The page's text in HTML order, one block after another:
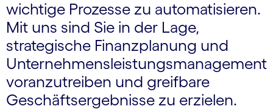
wichtige Prozesse zu automatisieren.
Mit uns sind Sie in der Lage,
strategische Finanzplanung und
Unternehmensleistungsmanagement
voranzutreiben und greifbare
Geschäftsergebnisse zu erzielen.